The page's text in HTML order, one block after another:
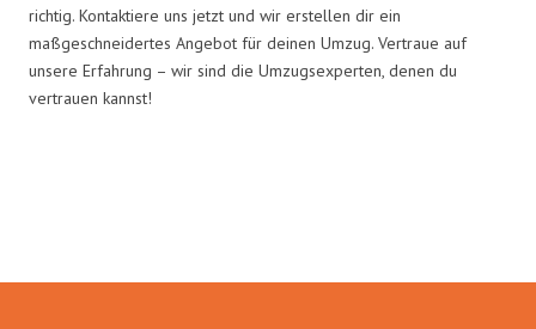
richtig. Kontaktiere uns jetzt und wir erstellen dir ein
maßgeschneidertes Angebot für deinen Umzug. Vertraue auf
unsere Erfahrung – wir sind die Umzugsexperten, denen du
vertrauen kannst!